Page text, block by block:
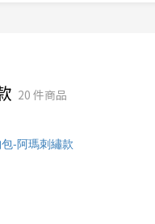
20 件商品